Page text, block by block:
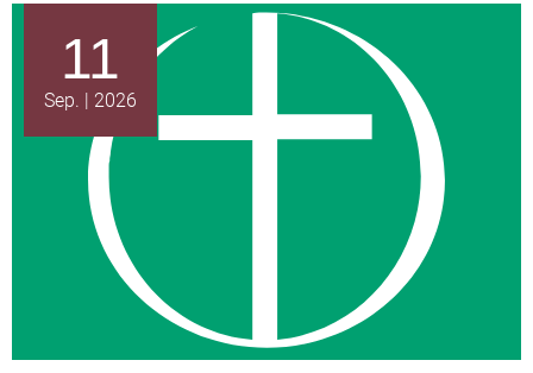
11
Sep. 2026